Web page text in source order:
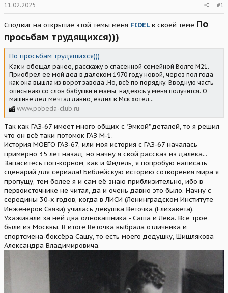
11.02.2025 #1
Сподвиг на открытие этой темы меня FIDEL в своей теме По
просьбам трудящихся)))
По просьбам трудящихся)))
Как и обещал ранее, расскажу о спасенной семейной Волге М21.
Приобрел ее мой дед в далеком 1970 году новой, через пол года
как она вышла из ворот завода .Но, всё по порядку. Вводную часть
описываю со слов бабушки и мамы, надеюсь у меня получится. О
машине дед мечтал давно, ездил в Мск хотел...
www.pobeda-club.ru
Так как ГАЗ-67 имеет много общих с "Эмкой" деталей, то я решил
что он всё таки потомок ГАЗ М-1.
История МОЕГО ГАЗ-67, или моя история с ГАЗ-67 началась
примерно 35 лет назад, но начну я свой рассказ из далека...
Запаситесь поп-корном, как и Фидель, я попробую написать
сценарий для сериала! Библейскую историю сотворения мира я
пропущу, тем более я и сам её знаю приблизительно, ибо в
первоисточнике не читал, да и очень давно это было. Начну с
середины 30-х годов, когда в ЛИСИ (Ленинградском Институте
Инженеров Связи) училась девушка Веточка (Елизавета).
Ухаживали за ней два однокашника - Саша и Лёва. Все трое
были из Москвы. В итоге Веточка выбрала отличника и
спортсмена-боксёра Сашу, то есть моего дедушку, Шишлякова
Александра Владимировича.